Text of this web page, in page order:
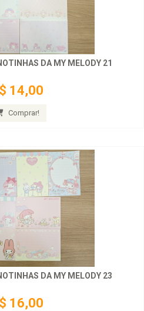
DA MY MELODY 21
14,00
Comprar!
DA MY MELODY 23
16,00